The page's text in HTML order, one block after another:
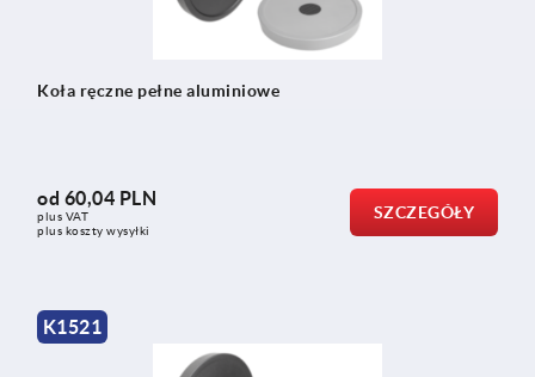
Koła ręczne pełne aluminiowe
od 60,04 PLN
plus VAT
plus koszty wysyłki
SZCZEGÓŁY
K1521